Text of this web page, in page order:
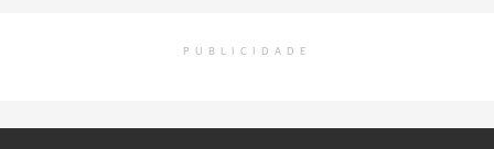
PUBLICIDADE